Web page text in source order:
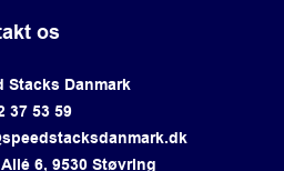
os
Stacks Danmark
37 53 59
6, 9530 Støvring